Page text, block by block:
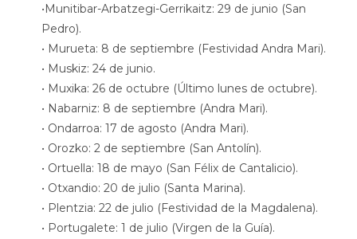
•Munitibar-Arbatzegi-Gerrikaitz: 29 de junio (San
Pedro).
• Murueta: 8 de septiembre (Festividad Andra Mari).
• Muskiz: 24 de junio.
• Muxika: 26 de octubre (Último lunes de octubre).
• Nabarniz: 8 de septiembre (Andra Mari).
• Ondarroa: 17 de agosto (Andra Mari).
• Orozko: 2 de septiembre (San Antolín).
• Ortuella: 18 de mayo (San Félix de Cantalicio).
• Otxandio: 20 de julio (Santa Marina).
• Plentzia: 22 de julio (Festividad de la Magdalena).
• Portugalete: 1 de julio (Virgen de la Guía).